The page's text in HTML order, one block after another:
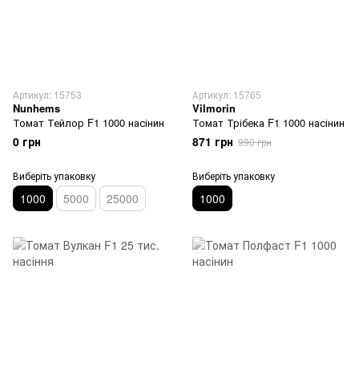
Артикул: 15753
Nunhems
Томат Тейлор F1 1000 насінин
0 грн
Виберіть упаковку
1000 5000 25000
Артикул: 15765
Vilmorin
Томат Трібека F1 1000 насінин
871 грн 990 грн
Виберіть упаковку
1000